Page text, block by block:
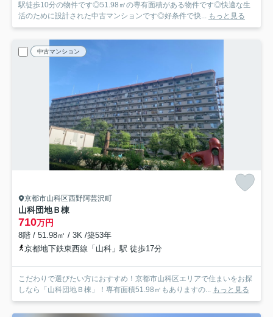
駅徒歩10分の物件です◎51.98㎡の専有面積がある物件です◎快適な生
活のために設計された中古マンションです◎好条件で快... もっと見る
中古マンション
京都市山科区西野阿芸沢町
山科団地Ｂ棟
710万円
8階 / 51.98㎡ / 3K /築53年
京都地下鉄東西線「山科」駅 徒歩17分
こだわりで選びたい方におすすめ！京都市山科区エリアで住まいをお探
しなら「山科団地Ｂ棟」！専有面積51.98㎡もありますの... もっと見る